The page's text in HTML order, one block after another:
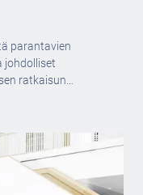
parantavien
johdolliset
ratkaisun